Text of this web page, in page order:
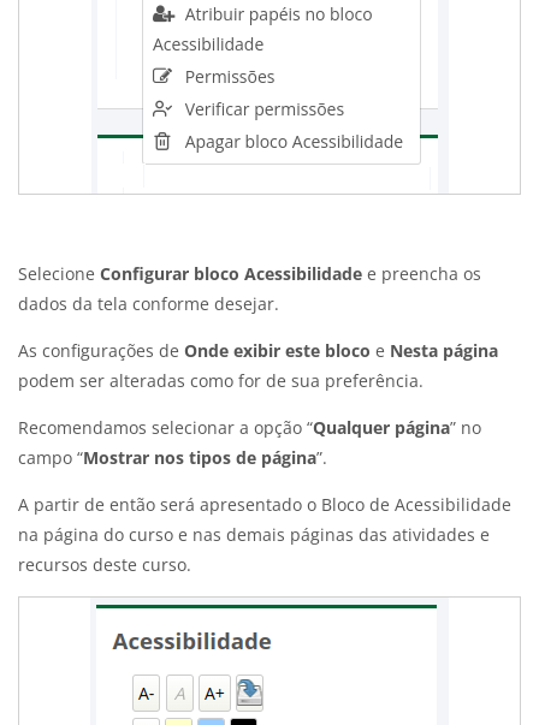
Selecione Configurar bloco Acessibilidade e preencha os
dados da tela conforme desejar.
As configurações de Onde exibir este bloco e Nesta página
podem ser alteradas como for de sua preferência.
Recomendamos selecionar a opção “Qualquer página” no
campo “Mostrar nos tipos de página”.
A partir de então será apresentado o Bloco de Acessibilidade
na página do curso e nas demais páginas das atividades e
recursos deste curso.